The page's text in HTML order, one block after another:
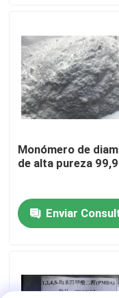
Viaje de la fábrica
Control de calidad
Éntrenos en
Pida una cita
Material de
Monómero de
de alta pureza
Enviar